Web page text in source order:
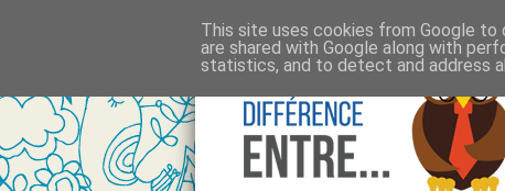
This site uses cookies from Google to
are shared with Google along with
statistics, and to detect and address